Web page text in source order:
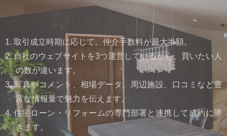
1. 取引成立時期に応じて、仲介手数料が最大半額。
2. 自社のウェブサイトを3つ運営しているから、買いたい人
の数が違います。
3. 写真やコメント、相場データ、周辺施設、口コミなど豊
富な情報量で魅力を伝えます。
4. 住宅ローン・リフォームの専門部署と連携して成約に導
きます。